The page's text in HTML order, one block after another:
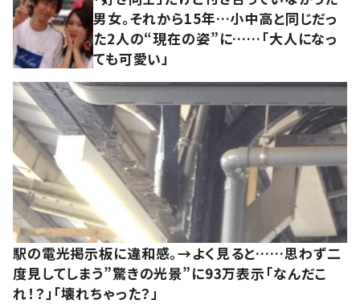
男女。それから15年…小中高と同じだっ
た2人の“現在の姿”に……「大人になっ
ても可愛い」
駅の電光掲示板に違和感。→よく見ると……思わず二
度見してしまう”驚きの光景”に93万表示「なんだこ
れ！？」「壊れちゃった？」